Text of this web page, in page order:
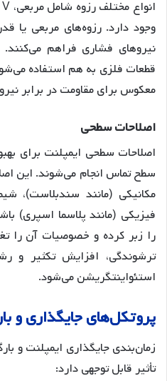
وجود دارد. رزوه‌های مربعی یا
قطعات فلزی به هم استفاده
معکوس برای مقاومت در برابر
اصلاحاتسطحی
اصلاحات سطحی ایمپلنت برای
سطح تماس انجام می‌شوند. این
مکانیکی (مانند سندبلاست)،
فیزیکی (مانند پلاسما اسپری)
را زبر کرده و خصوصیات آن را
ترشوندگی، افزایش تکثیر و
استئواینتگریشن می‌شود.
پروتکلهایجایگذاریو
زمان‌بندی جایگذاری ایمپلنت و
تأثیر قابل توجهی دارد: